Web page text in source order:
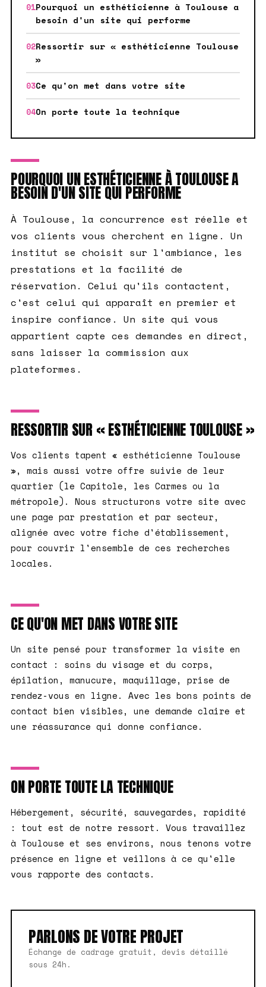
Pourquoi un esthéticienne à Toulouse a
besoin d'un site qui performe
Ressortir sur « esthéticienne Toulouse
»
Ce qu'on met dans votre site
On porte toute la technique
POURQUOI UN ESTHÉTICIENNE À TOULOUSE A
BESOIN D'UN SITE QUI PERFORME
À Toulouse, la concurrence est réelle et
vos clients vous cherchent en ligne. Un
institut se choisit sur l'ambiance, les
prestations et la facilité de
réservation. Celui qu'ils contactent,
c'est celui qui apparaît en premier et
inspire confiance. Un site qui vous
appartient capte ces demandes en direct,
sans laisser la commission aux
plateformes.
RESSORTIR SUR « ESTHÉTICIENNE TOULOUSE »
Vos clients tapent « esthéticienne Toulouse
», mais aussi votre offre suivie de leur
quartier (le Capitole, les Carmes ou la
métropole). Nous structurons votre site avec
une page par prestation et par secteur,
alignée avec votre fiche d'établissement,
pour couvrir l'ensemble de ces recherches
locales.
CE QU'ON MET DANS VOTRE SITE
Un site pensé pour transformer la visite en
contact : soins du visage et du corps,
épilation, manucure, maquillage, prise de
rendez-vous en ligne. Avec les bons points de
contact bien visibles, une demande claire et
une réassurance qui donne confiance.
ON PORTE TOUTE LA TECHNIQUE
Hébergement, sécurité, sauvegardes, rapidité
: tout est de notre ressort. Vous travaillez
à Toulouse et ses environs, nous tenons votre
présence en ligne et veillons à ce qu'elle
vous rapporte des contacts.
PARLONS DE VOTRE PROJET
Échange de cadrage gratuit, devis détaillé
sous 24h.